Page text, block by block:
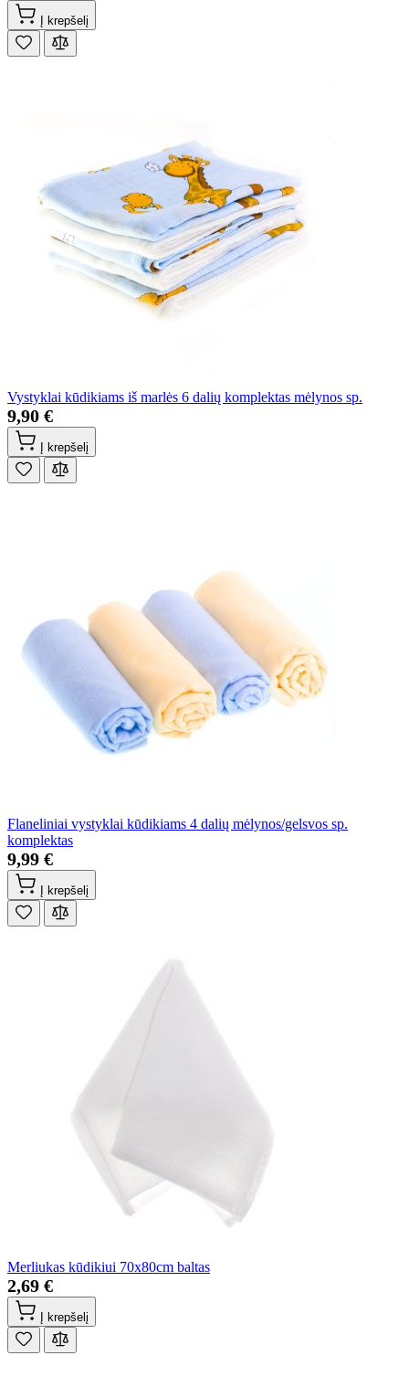
Į krepšelį
Vystyklai kūdikiams iš marlės 6 dalių komplektas mėlynos sp.
9,90 €
Į krepšelį
Flaneliniai vystyklai kūdikiams 4 dalių mėlynos/gelsvos sp.
komplektas
9,99 €
Į krepšelį
Merliukas kūdikiui 70x80cm baltas
2,69 €
Į krepšelį